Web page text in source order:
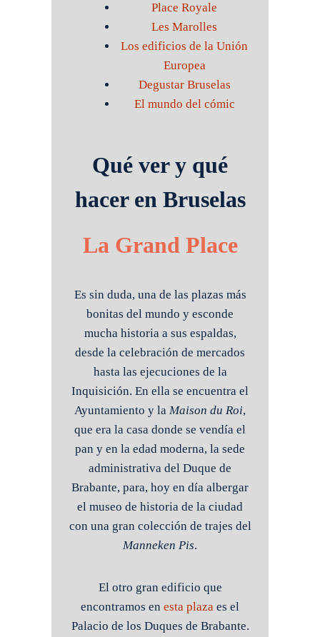
Place Royale
Les Marolles
Los edificios de la Unión
Europea
Degustar Bruselas
El mundo del cómic
Qué ver y qué
hacer en Bruselas
La Grand Place
Es sin duda, una de las plazas más
bonitas del mundo y esconde
mucha historia a sus espaldas,
desde la celebración de mercados
hasta las ejecuciones de la
Inquisición. En ella se encuentra el
Ayuntamiento y la Maison du Roi,
que era la casa donde se vendía el
pan y en la edad moderna, la sede
administrativa del Duque de
Brabante, para, hoy en día albergar
el museo de historia de la ciudad
con una gran colección de trajes del
Manneken Pis.
El otro gran edificio que
encontramos en esta plaza es el
Palacio de los Duques de Brabante.